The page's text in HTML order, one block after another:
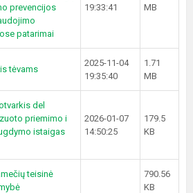
prevencijos
patarimai
19:33:41
MB
tėvams
2025-11-04
19:35:40
1.71
MB
del
priemimo i
istaigas
2026-01-07
14:50:25
179.5
KB
teisinė
790.56
KB